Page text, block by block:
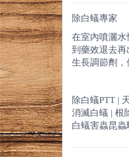
除白蟻專家
在室內噴灑
到藥效退去
生長調節劑，
除白蟻PTT |
消滅白蟻 | 根
白蟻害蟲昆